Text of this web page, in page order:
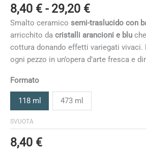
8,40 € - 29,20 €Fascia
di
prezzo:
da
8,40 €
Smalto ceramico semi-traslucido con
arricchito da cristalli arancioni e blu
cottura donando effetti variegati
ogni pezzo in un’opera d’arte fresca e
Formato
118 ml 473 ml
SVUOTA
8,40 €